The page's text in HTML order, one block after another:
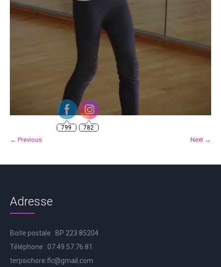
← Previous Next →
Adresse
Boite postale : BP 223 85204
Téléphone : 07.49.57.76.81
terpsichore.flc@gmail.com
799 782